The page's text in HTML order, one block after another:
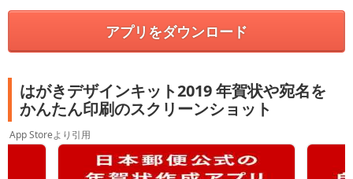
アプリをダウンロード
はがきデザインキット2019 年賀状や宛名を
かんたん印刷のスクリーンショット
App Storeより引用